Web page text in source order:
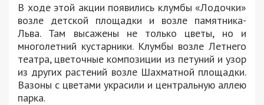
В ходе этой акции появились клумбы «Лодочки»
возле детской площадки и возле памятника-
Льва. Там высажены не только цветы, но и
многолетний кустарники. Клумбы возле Летнего
театра, цветочные композиции из петуний и узор
из других растений возле Шахматной площадки.
Вазоны с цветами украсили и центральную аллею
парка.